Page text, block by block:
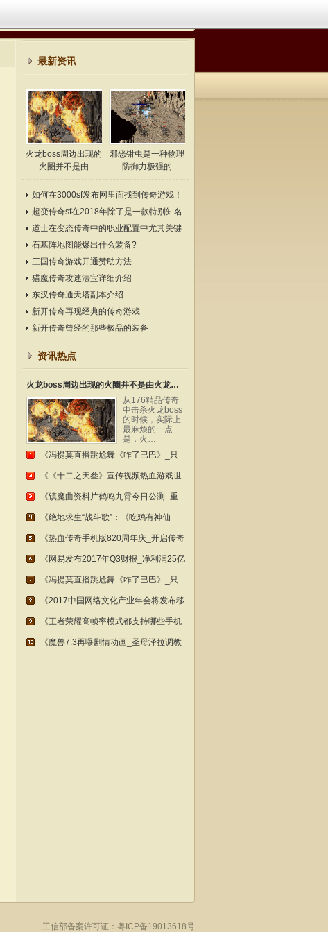
最新资讯
火龙boss周边出现的
火圈并不是由
邪恶钳虫是一种物理
防御力极强的
如何在3000sf发布网里面找到传奇游戏！
超变传奇sf在2018年除了是一款特别知名
的游戏
道士在变态传奇中的职业配置中尤其关键
石墓阵地图能爆出什么装备?
三国传奇游戏开通赞助方法
猎魔传奇攻速法宝详细介绍
东汉传奇通天塔副本介绍
新开传奇再现经典的传奇游戏
新开传奇曾经的那些极品的装备
资讯热点
火龙boss周边出现的火圈并不是由火龙本身召唤
从176精品传奇
中击杀火龙boss
的时候，实际上
最麻烦的一点
是，火…
《冯提莫直播跳尬舞《咋了巴巴》_只
《《十二之天叁》宣传视频热血游戏世
《镇魔曲资料片鹤鸣九霄今日公测_重
《绝地求生“战斗歌”：《吃鸡有神仙
《热血传奇手机版820周年庆_开启传奇
《网易发布2017年Q3财报_净利润25亿
《冯提莫直播跳尬舞《咋了巴巴》_只
《2017中国网络文化产业年会将发布移
《王者荣耀高帧率模式都支持哪些手机
《魔兽7.3再曝剧情动画_圣母泽拉调教
工信部备案许可证： 粤ICP备19013618号